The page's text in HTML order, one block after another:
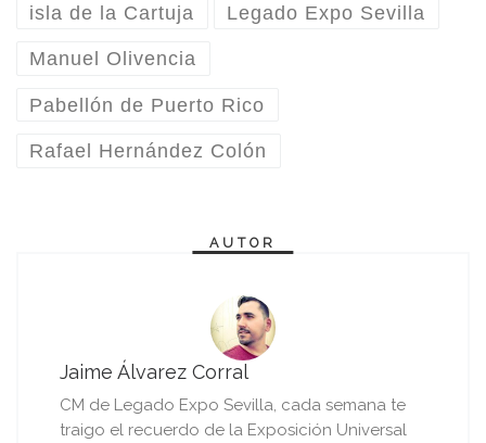
isla de la Cartuja Legado Expo Sevilla
Manuel Olivencia
Pabellón de Puerto Rico
Rafael Hernández Colón
AUTOR
Jaime Álvarez Corral
CM de Legado Expo Sevilla, cada semana te
traigo el recuerdo de la Exposición Universal